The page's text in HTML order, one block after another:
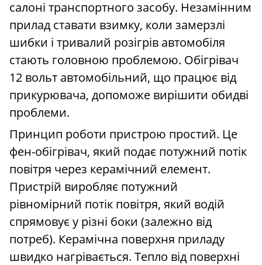
салоні транспортного засобу. Незамінним
прилад ставати взимку, коли замерзлі
шибки і тривалий розігрів автомобіля
стають головною проблемою. Обігрівач
12 вольт автомобільний, що працює від
прикурювача, допоможе вирішити обидві
проблеми.
Принцип роботи пристрою простий. Це
фен-обігрівач, який подає потужний потік
повітря через керамічний елемент.
Пристрій виробляє потужний
рівномірний потік повітря, який водій
спрямовує у різні боки (залежно від
потреб). Керамічна поверхня приладу
швидко нагрівається. Тепло від поверхні